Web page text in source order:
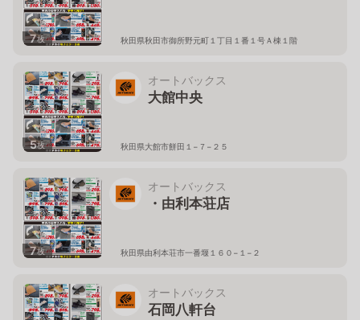
7枚 秋田県秋田市御所野元町１丁目１番１号Ａ棟１階
5枚
オートバックス
大館中央
秋田県大館市餅田１−７−２５
7枚
オートバックス
・由利本荘店
秋田県由利本荘市一番堰１６０−１−２
オートバックス
石岡八軒台